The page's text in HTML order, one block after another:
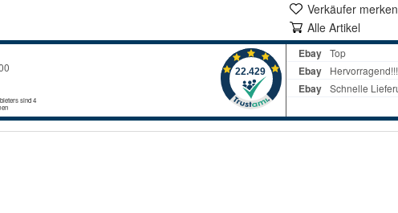
Verkäufer merken
Alle Artikel